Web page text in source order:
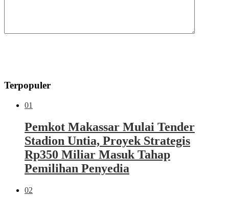
Terpopuler
01
Pemkot Makassar Mulai Tender
Stadion Untia, Proyek Strategis
Rp350 Miliar Masuk Tahap
Pemilihan Penyedia
02